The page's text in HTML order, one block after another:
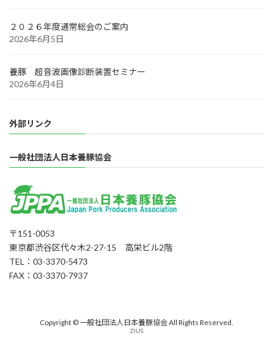
２０２６年度通常総会のご案内
2026年6月5日
養豚 超音波画像診断装置セミナー
2026年6月4日
外部リンク
一般社団法人日本養豚協会
〒151-0053
東京都渋谷区代々木2-27-15 高栄ビル2階
TEL：03-3370-5473
FAX：03-3370-7937
Copyright © 一般社団法人日本養豚協会 All Rights Reserved.
ZIUS